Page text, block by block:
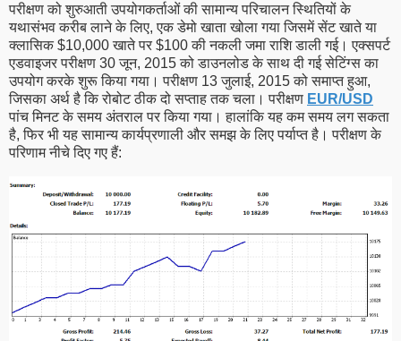
परीक्षण को शुरुआती उपयोगकर्ताओं की सामान्य परिचालन स्थितियों के
यथासंभव करीब लाने के लिए, एक डेमो खाता खोला गया जिसमें सेंट खाते या
क्लासिक $10,000 खाते पर $100 की नकली जमा राशि डाली गई। एक्सपर्ट
एडवाइजर परीक्षण 30 जून, 2015 को डाउनलोड के साथ दी गई सेटिंग्स का
उपयोग करके शुरू किया गया। परीक्षण 13 जुलाई, 2015 को समाप्त हुआ,
जिसका अर्थ है कि रोबोट ठीक दो सप्ताह तक चला। परीक्षण EUR/USD
पांच मिनट के समय अंतराल पर किया गया। हालांकि यह कम समय लग सकता
है, फिर भी यह सामान्य कार्यप्रणाली और समझ के लिए पर्याप्त है। परीक्षण के
परिणाम नीचे दिए गए हैं: